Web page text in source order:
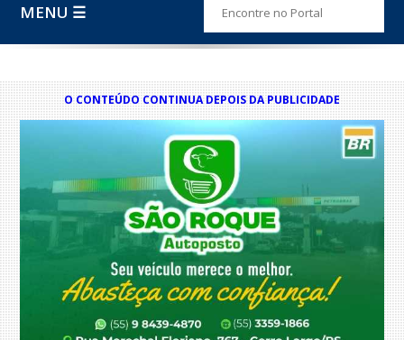
MENU ☰
O CONTEÚDO CONTINUA DEPOIS DA PUBLICIDADE